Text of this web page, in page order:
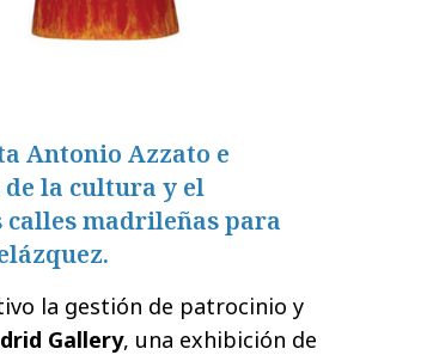
Antonio Azzato e
la cultura y el
madrileñas para
la gestión de patrocinio y
Gallery, una exhibición de